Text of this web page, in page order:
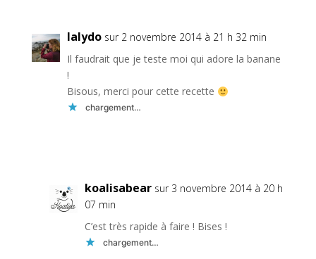
lalydo sur 2 novembre 2014 à 21 h 32 min
Il faudrait que je teste moi qui adore la banane
!
Bisous, merci pour cette recette
chargement…
koalisabear sur 3 novembre 2014 à 20 h
07 min
C’est très rapide à faire ! Bises !
chargement…